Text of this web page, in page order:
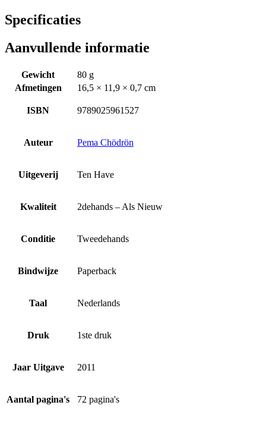
Specificaties
Aanvullende informatie
Gewicht
80 g
Afmetingen
16,5 × 11,9 × 0,7 cm
ISBN 9789025961527
Auteur Pema Chödrön
Uitgeverij Ten Have
Kwaliteit 2dehands – Als Nieuw
Conditie Tweedehands
Bindwijze Paperback
Taal Nederlands
Druk 1ste druk
Jaar Uitgave 2011
Aantal pagina's 72 pagina's